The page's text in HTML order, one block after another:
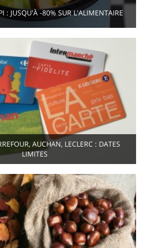
: JUSQU'À -80% SUR L'ALIMENTAIRE
AUCHAN, LECLERC : DATES
LIMITES